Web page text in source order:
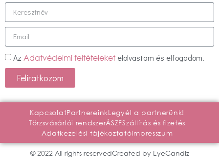
Az Adatvédelmi feltételeket elolvastam és elfogadom.
Feliratkozom
KapcsolatPartnereinkLegyél a partnerünk!
Törzsvásárlói rendszerÁSZFSzállítás és fizetés
Adatkezelési tájékoztatóImpresszum
© 2022 All rights reservedCreated by EyeCandiz